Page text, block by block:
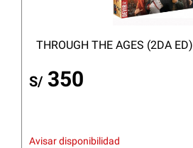
THROUGH THE AGES (2DA ED)
S/ 350
Avisar disponibilidad